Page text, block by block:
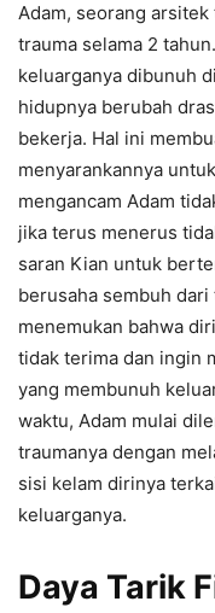
Adam, seorang
trauma selama 2
keluarganya dibunuh
hidupnya berubah
bekerja. Hal ini
menyarankannya
mengancam Adam
jika terus menerus
saran Kian untuk
berusaha sembuh
menemukan bahwa
tidak terima dan ingin
yang membunuh
waktu, Adam mulai
traumanya dengan
sisi kelam dirinya
keluarganya.
Daya Tarik